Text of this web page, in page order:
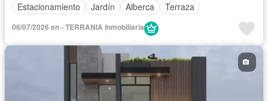
Estacionamiento
Jardín Alberca Terraza
06/07/2026 en - TERRANIA Inmobiliaria